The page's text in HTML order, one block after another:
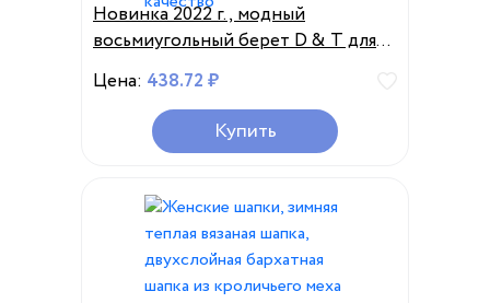
Новинка 2022 г., модный
восьмиугольный берет D & T для
мужчин и женщин, хлопковый
материал унисекс, элегантная
однотонная художественная
шапка, защита от солнца, теплое
Цена: 438.72 ₽
Купить